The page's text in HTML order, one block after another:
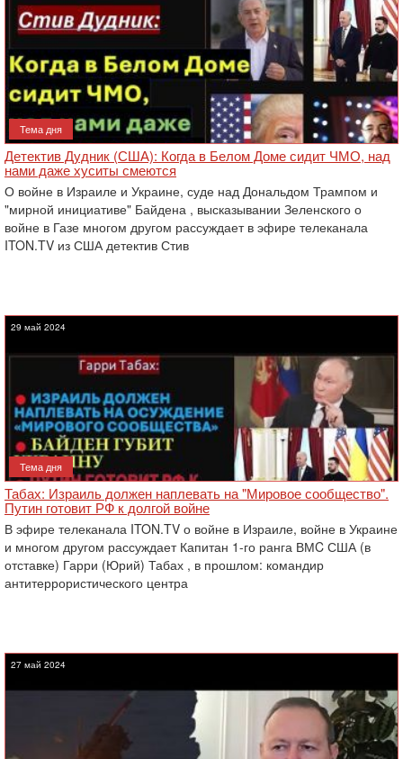
Тема дня
Детектив Дудник (США): Когда в Белом Доме сидит ЧМО, над
нами даже хуситы смеются
О войне в Израиле и Украине, суде над Дональдом Трампом и
"мирной инициативе" Байдена , высказывании Зеленского о
войне в Газе многом другом рассуждает в эфире телеканала
ITON.TV из США детектив Стив
29 май 2024
Тема дня
Табах: Израиль должен наплевать на "Мировое сообщество".
Путин готовит РФ к долгой войне
В эфире телеканала ITON.TV о войне в Израиле, войне в Украине
и многом другом рассуждает Капитан 1-го ранга ВМC США (в
отставке) Гарри (Юрий) Табах , в прошлом: командир
антитеррористического центра
27 май 2024